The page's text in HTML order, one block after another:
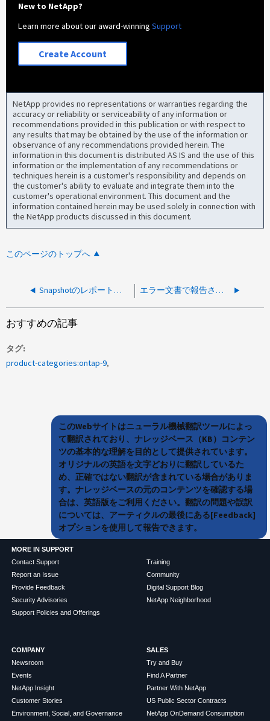
New to NetApp?
Learn more about our award-winningSupport
Create Account
NetApp provides no representations or warranties regarding the
accuracy or reliability or serviceability of any information or
recommendations provided in this publication or with respect to
any results that may be obtained by the use of the information or
observance of any recommendations provided herein. The
information in this document is distributed AS IS and the use of this
information or the implementation of any recommendations or
techniques herein is a customer's responsibility and depends on
the customer's ability to evaluate and integrate them into the
customer's operational environment. This document and the
information contained herein may be used solely in connection with
the NetApp products discussed in this document.
このページのトップへ
Snapshotのレポートが正しくありません エラー文書で報告された不正なユーザがWindowsクライアントの別のユーザによって編集用にロックされています
おすすめの記事
タグ
product-categories:ontap-9
このWebサイトはニューラル機械翻訳ツールによっ
て翻訳されており、ナレッジベース（KB）コンテン
ツの基本的な理解を目的として提供されています。
オリジナルの英語を文字どおりに翻訳しているた
め、正確ではない翻訳が含まれている場合がありま
す。ナレッジベースの元のコンテンツを確認する場
合は、英語版をご利用ください。翻訳の問題や誤訳
については、アーティクルの最後にある[Feedback]
オプションを使用して報告できます。
MORE IN SUPPORT
Contact Support
Report an Issue
Provide Feedback
Security Advisories
Support Policies and Offerings
Training
Community
Digital Support Blog
NetApp Neighborhood
COMPANY
Newsroom
Events
NetApp Insight
Customer Stories
Environment, Social, and Governance
SALES
Try and Buy
Find A Partner
Partner With NetApp
US Public Sector Contracts
NetApp OnDemand Consumption